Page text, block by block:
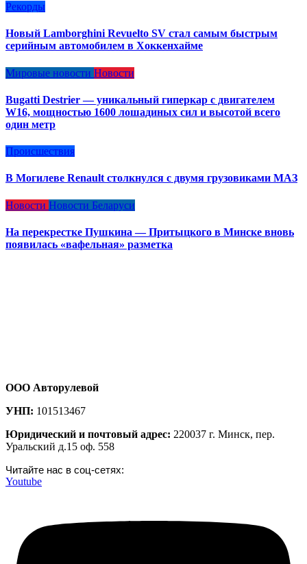
Рекорды
Новый Lamborghini Revuelto SV стал самым быстрым
серийным автомобилем в Хоккенхайме
Мировые новости Новости
Bugatti Destrier — уникальный гиперкар с двигателем
W16, мощностью 1600 лошадиных сил и высотой всего
один метр
Происшествия
В Могилеве Renault столкнулся с двумя грузовиками МАЗ
Новости Новости Беларуси
На перекрестке Пушкина — Притыцкого в Минске вновь
появилась «вафельная» разметка
ООО Авторулевой
УНП: 101513467
Юридический и почтовый адрес: 220037 г. Минск, пер.
Уральский д.15 оф. 558
Читайте нас в соц-сетях:
Youtube